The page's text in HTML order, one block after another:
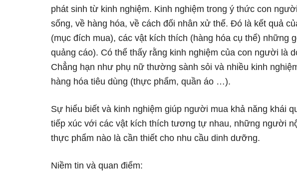
phát sinh từ kinh nghiệm. Kinh nghiệm trong ý thức con
sống, về hàng hóa, về cách đối nhân xử thế. Đó là kết quả
(mục đích mua), các vật kích thích (hàng hóa cụ thể) những
quảng cáo). Có thể thấy rằng kinh nghiệm của con người là
Chẳng hạn như phụ nữ thường sành sỏi và nhiều kinh
hàng hóa tiêu dùng (thực phẩm, quần áo …).
Sự hiểu biết và kinh nghiệm giúp người mua khả năng khái
tiếp xúc với các vật kích thích tương tự nhau, những người
thực phẩm nào là cần thiết cho nhu cầu dinh dưỡng.
Niềm tin và quan điểm: